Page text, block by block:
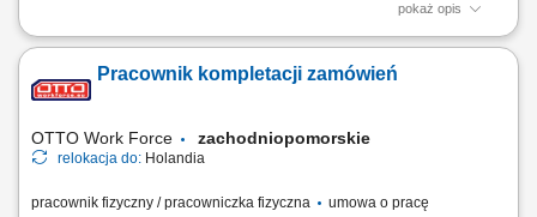
pokaż opis
Wymagania: Doświadczenie jako szef kuchni. Znajomość kuchni
odpowiedzialne wykonywanie zadań. Przestrzeganie przepisów
higieny. Mile widziane wykształcenie kucharskie, jednak doświadczenie
Pracownik kompletacji zamówień
OTTO Work Force zachodniopomorskie
relokacja do: Holandia
pracownik fizyczny / pracowniczka fizyczna
umowa o pracę